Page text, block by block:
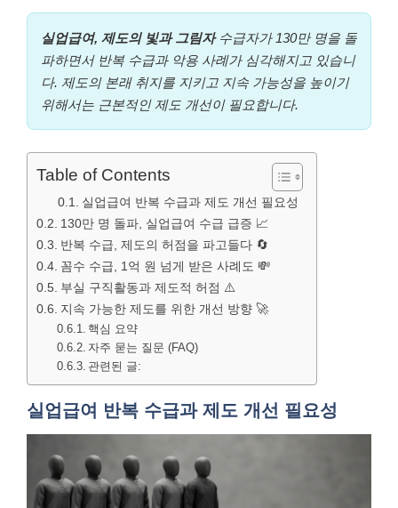
실업급여, 제도의 빛과 그림자수급자가 130만 명을 돌
파하면서 반복 수급과 악용 사례가 심각해지고 있습니
다. 제도의 본래 취지를 지키고 지속 가능성을 높이기
위해서는 근본적인 제도 개선이 필요합니다.
Table of Contents
실업급여 반복 수급과 제도 개선 필요성
130만 명 돌파, 실업급여 수급 급증 📈
반복 수급, 제도의 허점을 파고들다 🔄
꼼수 수급, 1억 원 넘게 받은 사례도 💸
부실 구직활동과 제도적 허점 ⚠️
지속 가능한 제도를 위한 개선 방향 🚀
핵심 요약
자주 묻는 질문 (FAQ)
관련된 글:
실업급여 반복 수급과 제도 개선 필요성